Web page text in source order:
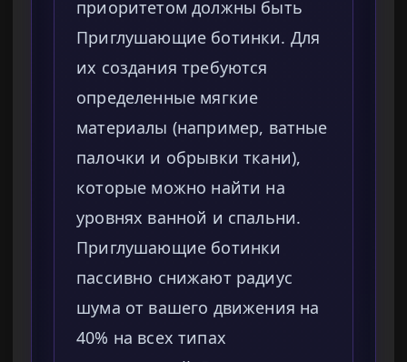
приоритетом должны быть
Приглушающие ботинки. Для
их создания требуются
определенные мягкие
материалы (например, ватные
палочки и обрывки ткани),
которые можно найти на
уровнях ванной и спальни.
Приглушающие ботинки
пассивно снижают радиус
шума от вашего движения на
40% на всех типах